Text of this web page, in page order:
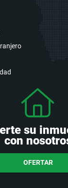
su
con
OFERTAR